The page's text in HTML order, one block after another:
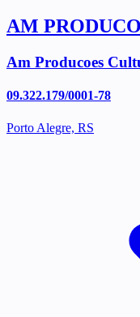
AM
Am Producoes
09.322.179/0001-78
Porto Alegre, RS